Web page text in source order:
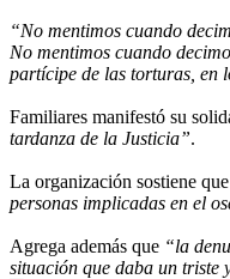
“No mentimos cuando
No mentimos cuando
partícipe de las torturas, en
Familiares manifestó su
tardanza de la Justicia”.
La organización sostiene que
personas implicadas en el
Agrega además que “la
situación que daba un triste